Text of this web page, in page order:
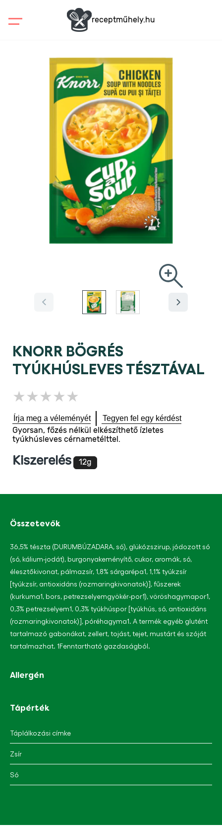
receptműhely.hu
KNORR BÖGRÉS
TYÚKHÚSLEVES TÉSZTÁVAL
Nem
küldtek
értékelést
ehhez
a(z)
elemhez
Írja meg a véleményét Tegyen fel egy kérdést
Gyorsan, főzés nélkül elkészíthető ízletes
tyúkhúsleves cérnametélttel.
Kiszerelés 12g
Összetevők
36,5% tészta (DURUMBÚZADARA, só), glükózszirup, jódozott só
(só, kálium-jodát), burgonyakeményítő, cukor, aromák, só,
élesztőkivonat, pálmazsír, 1,8% sárgarépa1, 1,1% tyúkzsír
[tyúkzsír, antioxidáns (rozmaringkivonatok)], fűszerek
(kurkuma1, bors, petrezselyemgyökér-por1), vöröshagymapor1,
0,3% petrezselyem1, 0,3% tyúkhúspor [tyúkhús, só, antioxidáns
(rozmaringkivonatok)], póréhagyma1. A termék egyéb glutént
tartalmazó gabonákat, zellert, tojást, tejet, mustárt és szóját
tartalmazhat. 1Fenntartható gazdaságból.
Allergén
Tápérték
Táplálkozási címke
Zsír
Só